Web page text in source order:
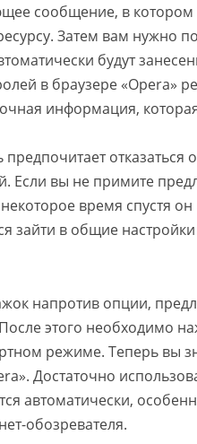
сообщение, в
Затем вам нужно
будут
в браузере «Opera»
информация,
отказаться
Если вы не примите
время спустя
зайти в общие
напротив опции,
этого необходимо
режиме. Теперь вы
Достаточно
автоматически,
обозревателя.